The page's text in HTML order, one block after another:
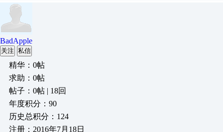
BadApple
关注 私信
精华：0帖
求助：0帖
帖子：0帖 | 18回
年度积分：90
历史总积分：124
注册：2016年7月18日